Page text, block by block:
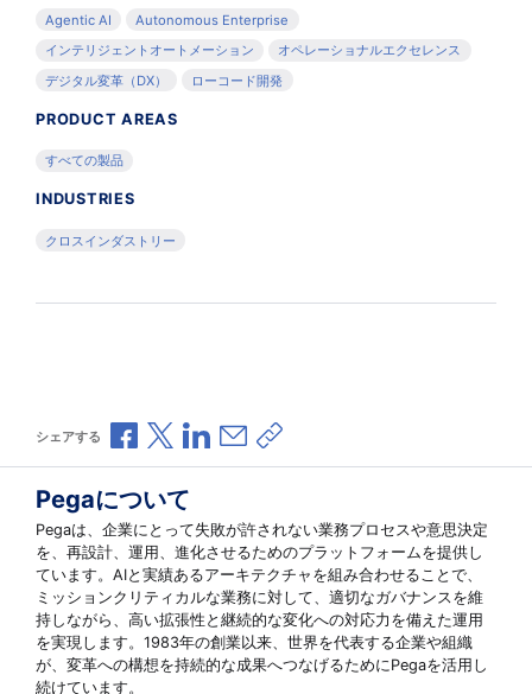
Agentic AI
Autonomous Enterprise
インテリジェントオートメーション
オペレーショナルエクセレンス
デジタル変革（DX）
ローコード開発
PRODUCT AREAS
すべての製品
INDUSTRIES
クロスインダストリー
シェアする Facebookで共有
Xで共有LinkedInで共有
メールで共有
共有リンクをコピー
Pegaについて
Pegaは、企業にとって失敗が許されない業務プロセスや意思決定
を、再設計、運用、進化させるためのプラットフォームを提供し
ています。AIと実績あるアーキテクチャを組み合わせることで、
ミッションクリティカルな業務に対して、適切なガバナンスを維
持しながら、高い拡張性と継続的な変化への対応力を備えた運用
を実現します。1983年の創業以来、世界を代表する企業や組織
が、変革への構想を持続的な成果へつなげるためにPegaを活用し
続けています。